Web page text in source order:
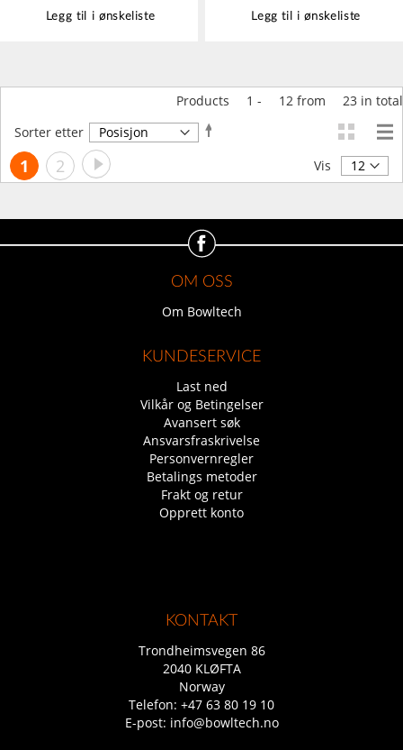
Legg til i ønskeliste Legg til i ønskeliste
Products 1 - 12 from 23 in total
Sorter etter
Angi
Side
You're
reading
page
1 Side
2 Side
Neste Vis
OM OSS
Om Bowltech
KUNDESERVICE
Last ned
Vilkår og Betingelser
Avansert søk
Ansvarsfraskrivelse
Personvernregler
Betalings metoder
Frakt og retur
Opprett konto
KONTAKT
Trondheimsvegen 86
2040 KLØFTA
Norway
Telefon: +47 63 80 19 10
E-post: info@bowltech.no